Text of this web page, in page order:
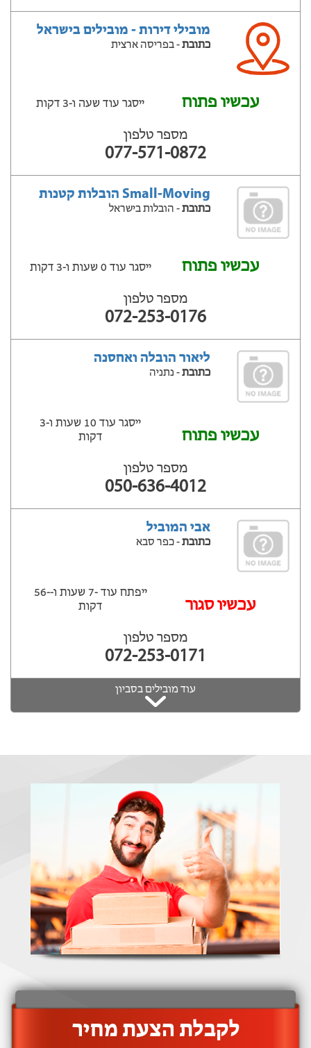
מובילי דירות - מובילים בישראל
כתובת- בפריסה ארצית
עכשיו פתוח ייסגר עוד שעה ‫ו-3 דקות
מספר טלפון
077-571-0872
Small-Moving הובלות קטנות
כתובת- הובלות בישראל
עכשיו פתוח ייסגר עוד 0 שעות ‫ו-3 דקות
מספר טלפון
072-253-0176
ליאור הובלה ואחסנה
כתובת- נתניה
עכשיו פתוח
ייסגר עוד 10 שעות ‫ו-3
דקות
מספר טלפון
050-636-4012
אבי המוביל
כתובת- כפר סבא
‫עכשיו סגור
ייפתח עוד -7 שעות ‫ו--56
דקות
מספר טלפון
072-253-0171
עוד מובילים בסביון
‫לקבלת הצעת מחיר